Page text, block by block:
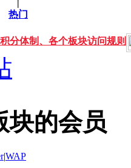
|
热门
分体制、各个板块访问规则
块的会员
|WAP